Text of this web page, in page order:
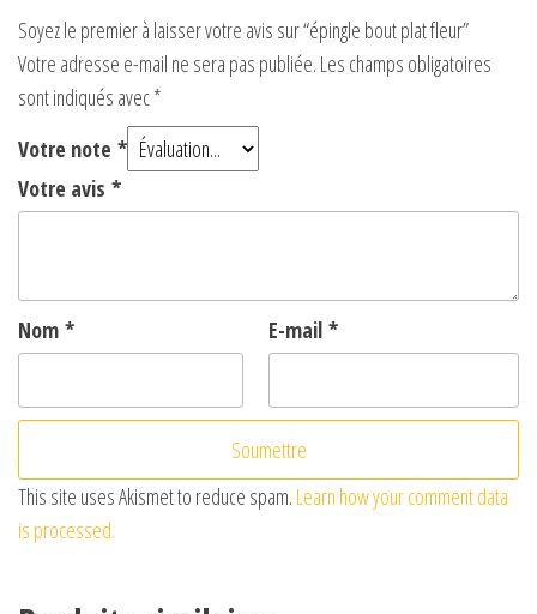
Soyez le premier à laisser votre avis sur “épingle bout plat fleur”
Votre adresse e-mail ne sera pas publiée. Les champs obligatoires
sont indiqués avec*
Votre note *
Votre avis *
Nom * E-mail *
This site uses Akismet to reduce spam. Learn how your comment data
is processed.